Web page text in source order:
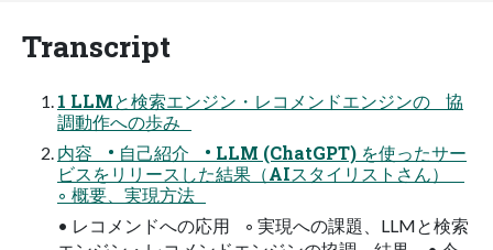
Transcript
1 LLMと検索エンジン・レコメンドエンジンの 協
調動作への歩み
内容 • 自己紹介 • LLM (ChatGPT) を使ったサー
ビスをリリースした結果（AIスタイリストさん）
◦ 概要、実現方法
• レコメンドへの応用 ◦ 実現への課題、LLMと検索